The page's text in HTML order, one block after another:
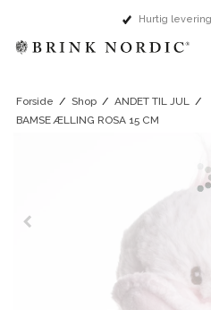
Hurtig
Forside / Shop / ANDET TIL JUL /
BAMSE ÆLLING ROSA 15 CM